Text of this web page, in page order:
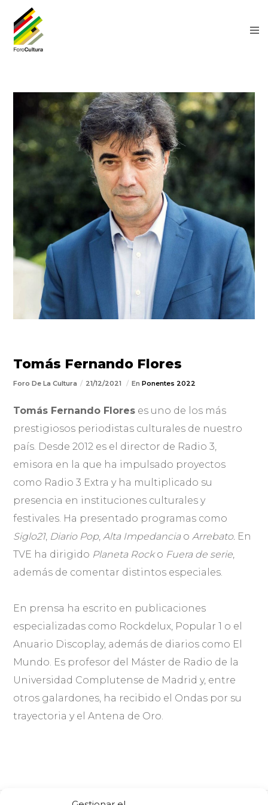
Tomás Fernando Flores
Foro De La Cultura 21/12/2021 EnPonentes 2022
Tomás Fernando Flores es uno de los más
prestigiosos periodistas culturales de nuestro
país. Desde 2012 es el director de Radio 3,
emisora en la que ha impulsado proyectos
como Radio 3 Extra y ha multiplicado su
presencia en instituciones culturales y
festivales. Ha presentado programas como
Siglo21, Diario Pop,Alta Impedancia oArrebato. En
TVE ha dirigido Planeta Rocko Fuera de serie,
además de comentar distintos especiales.
En prensa ha escrito en publicaciones
especializadas como Rockdelux, Popular 1 o el
Anuario Discoplay, además de diarios como El
Mundo. Es profesor del Máster de Radio de la
Universidad Complutense de Madrid y, entre
otros galardones, ha recibido el Ondas por su
trayectoria y el Antena de Oro.